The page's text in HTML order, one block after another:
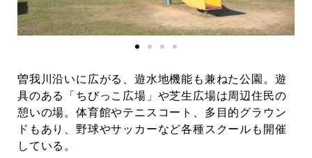
曽我川沿いに広がる、遊水地機能も兼ねた公園。遊
具のある「ちびっこ広場」や芝生広場は周辺住民の
憩いの場。体育館やテニスコート、多目的グラウン
ドもあり、野球やサッカーなど各種スクールも開催
している。